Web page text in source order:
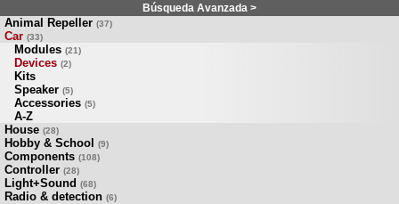
Búsqueda Avanzada >
Animal Repeller (37)
Car (33)
Modules (21)
Devices (2)
Kits
Speaker (5)
Accessories (5)
A-Z
House (28)
Hobby & School (9)
Components (108)
Controller (28)
Light+Sound (68)
Radio & detection (6)